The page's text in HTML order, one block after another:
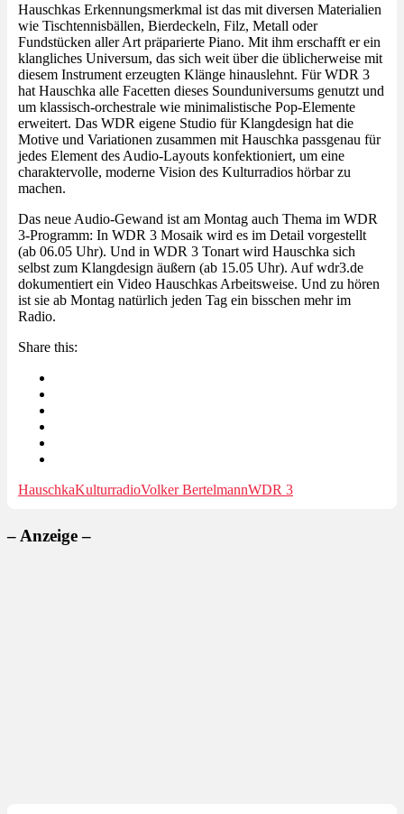
Hauschkas Erkennungsmerkmal ist das mit diversen Materialien
wie Tischtennisbällen, Bierdeckeln, Filz, Metall oder
Fundstücken aller Art präparierte Piano. Mit ihm erschafft er ein
klangliches Universum, das sich weit über die üblicherweise mit
diesem Instrument erzeugten Klänge hinauslehnt. Für WDR 3
hat Hauschka alle Facetten dieses Sounduniversums genutzt und
um klassisch-orchestrale wie minimalistische Pop-Elemente
erweitert. Das WDR eigene Studio für Klangdesign hat die
Motive und Variationen zusammen mit Hauschka passgenau für
jedes Element des Audio-Layouts konfektioniert, um eine
charaktervolle, moderne Vision des Kulturradios hörbar zu
machen.
Das neue Audio-Gewand ist am Montag auch Thema im WDR
3-Programm: In WDR 3 Mosaik wird es im Detail vorgestellt
(ab 06.05 Uhr). Und in WDR 3 Tonart wird Hauschka sich
selbst zum Klangdesign äußern (ab 15.05 Uhr). Auf wdr3.de
dokumentiert ein Video Hauschkas Arbeitsweise. Und zu hören
ist sie ab Montag natürlich jeden Tag ein bisschen mehr im
Radio.
Share this:
HauschkaKulturradioVolker BertelmannWDR 3
– Anzeige –